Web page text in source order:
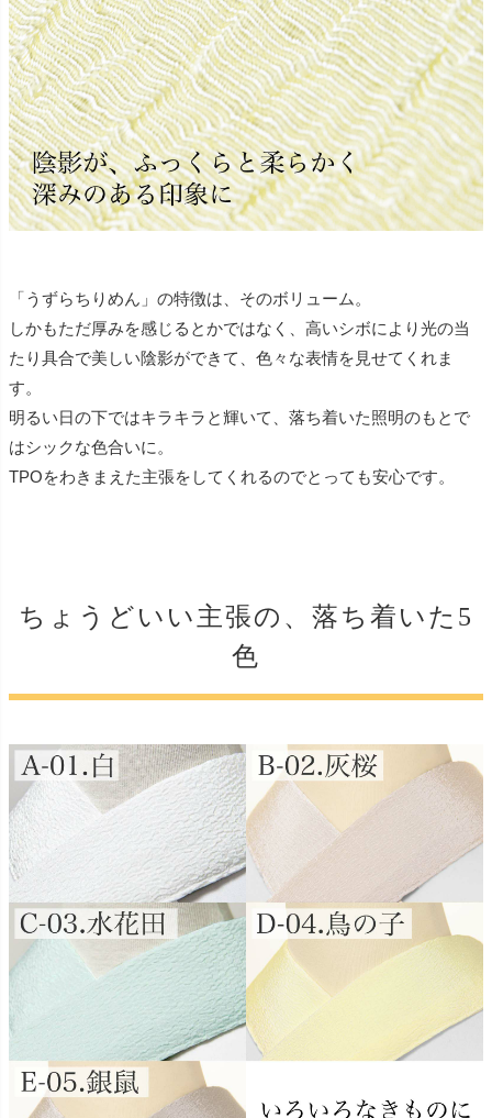
「うずらちりめん」の特徴は、そのボリューム。
しかもただ厚みを感じるとかではなく、高いシボにより光の当
たり具合で美しい陰影ができて、色々な表情を見せてくれま
す。
明るい日の下ではキラキラと輝いて、落ち着いた照明のもとで
はシックな色合いに。
TPOをわきまえた主張をしてくれるのでとっても安心です。
ちょうどいい主張の、落ち着いた5
色